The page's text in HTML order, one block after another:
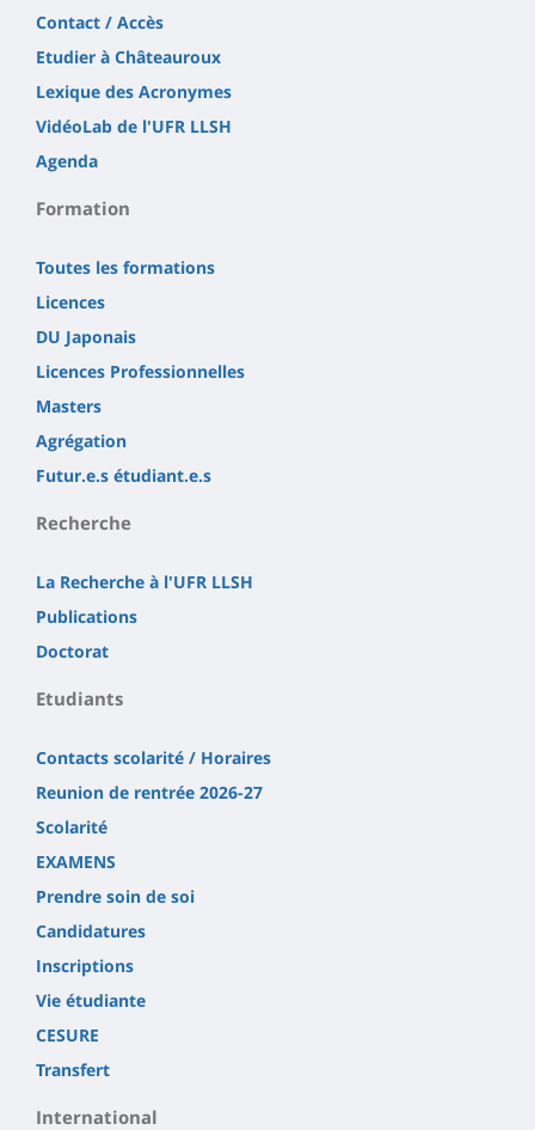
Contact / Accès
Etudier à Châteauroux
Lexique des Acronymes
VidéoLab de l'UFR LLSH
Agenda
Formation
Toutes les formations
Licences
DU Japonais
Licences Professionnelles
Masters
Agrégation
Futur.e.s étudiant.e.s
Recherche
La Recherche à l'UFR LLSH
Publications
Doctorat
Etudiants
Contacts scolarité / Horaires
Reunion de rentrée 2026-27
Scolarité
EXAMENS
Prendre soin de soi
Candidatures
Inscriptions
Vie étudiante
CESURE
Transfert
International